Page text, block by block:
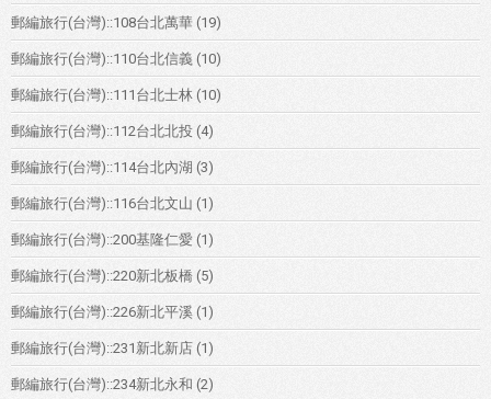
郵編旅行(台灣)::108台北萬華 (19)
郵編旅行(台灣)::110台北信義 (10)
郵編旅行(台灣)::111台北士林 (10)
郵編旅行(台灣)::112台北北投 (4)
郵編旅行(台灣)::114台北內湖 (3)
郵編旅行(台灣)::116台北文山 (1)
郵編旅行(台灣)::200基隆仁愛 (1)
郵編旅行(台灣)::220新北板橋 (5)
郵編旅行(台灣)::226新北平溪 (1)
郵編旅行(台灣)::231新北新店 (1)
郵編旅行(台灣)::234新北永和 (2)